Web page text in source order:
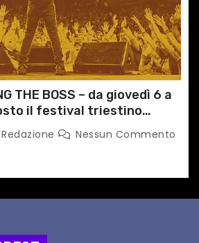
THE BOSS – da giovedì 6 a
il festival triestino
Redazione Nessun Commento